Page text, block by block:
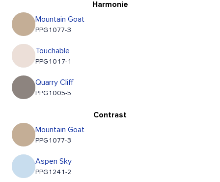
Harmonie
Mountain Goat
PPG1077-3
Touchable
PPG1017-1
Quarry Cliff
PPG1005-5
Contrast
Mountain Goat
PPG1077-3
Aspen Sky
PPG1241-2